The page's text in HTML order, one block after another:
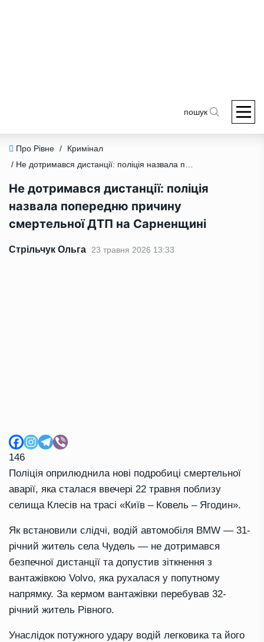
пошук
Про Рівне /
Кримінал
/ Не дотримався дистанції: поліція назвала попередню причину смертельної ДТП на Сарненщині
Не дотримався дистанції: поліція
назвала попередню причину
смертельної ДТП на Сарненщині
Стрільчук Ольга 23 травня 2026 13:33
146
Поліція оприлюднила нові подробиці смертельної
аварії, яка сталася ввечері 22 травня поблизу
селища Клесів на трасі «Київ – Ковель – Ягодин».
Як встановили слідчі, водій автомобіля BMW — 31-
річний житель села Чудель — не дотримався
безпечної дистанції та допустив зіткнення з
вантажівкою Volvo, яка рухалася у попутному
напрямку. За кермом вантажівки перебував 32-
річний житель Рівного.
Унаслідок потужного удару водій легковика та його